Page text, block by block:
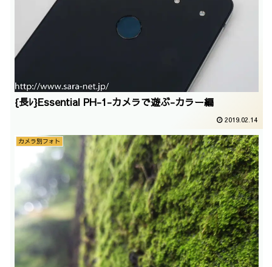
{長ﾚ}Essential PH-1-カメラで遊ぶ-カラー編
2019.02.14
カメラ別フォト